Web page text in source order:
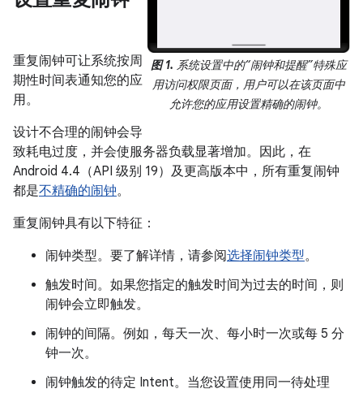
图 1. 系统设置中的“闹钟和提醒”特殊应
用访问权限页面，用户可以在该页面中
允许您的应用设置精确的闹钟。
重复闹钟可让系统按周
期性时间表通知您的应
用。
设计不合理的闹钟会导
致耗电过度，并会使服务器负载显著增加。因此，在
Android 4.4（API 级别 19）及更高版本中，所有重复闹钟
都是不精确的闹钟。
重复闹钟具有以下特征：
闹钟类型。要了解详情，请参阅选择闹钟类型。
触发时间。如果您指定的触发时间为过去的时间，则
闹钟会立即触发。
闹钟的间隔。例如，每天一次、每小时一次或每 5 分
钟一次。
闹钟触发的待定 Intent。当您设置使用同一待处理